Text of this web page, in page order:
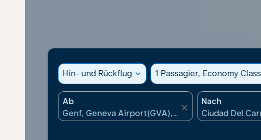
Hin- und Rückflug expand_more 1 Passagier, Economy Class
Ab
close
Nach